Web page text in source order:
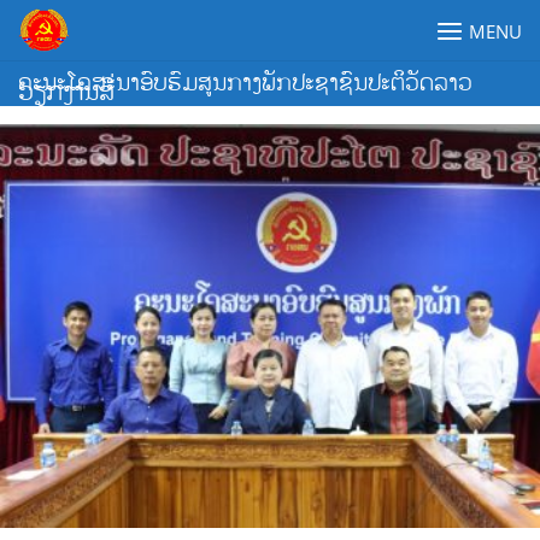
Skip
content
ຄະນະໂຄສະນາອົບຮົມສູນກາງພັກປະຊາຊົນປະຕິວັດລາວ
MENU
ວຽກງານສື່